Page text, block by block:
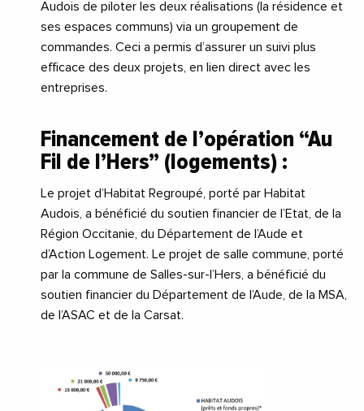
Audois de piloter les deux réalisations (la résidence et
ses espaces communs) via un groupement de
commandes. Ceci a permis d’assurer un suivi plus
efficace des deux projets, en lien direct avec les
entreprises.
Financement de l’opération “Au
Fil de l’Hers” (logements) :
Le projet d’Habitat Regroupé, porté par Habitat
Audois, a bénéficié du soutien financier de l’Etat, de la
Région Occitanie, du Département de l’Aude et
d’Action Logement. Le projet de salle commune, porté
par la commune de Salles-sur-l’Hers, a bénéficié du
soutien financier du Département de l’Aude, de la MSA,
de l’ASAC et de la Carsat.